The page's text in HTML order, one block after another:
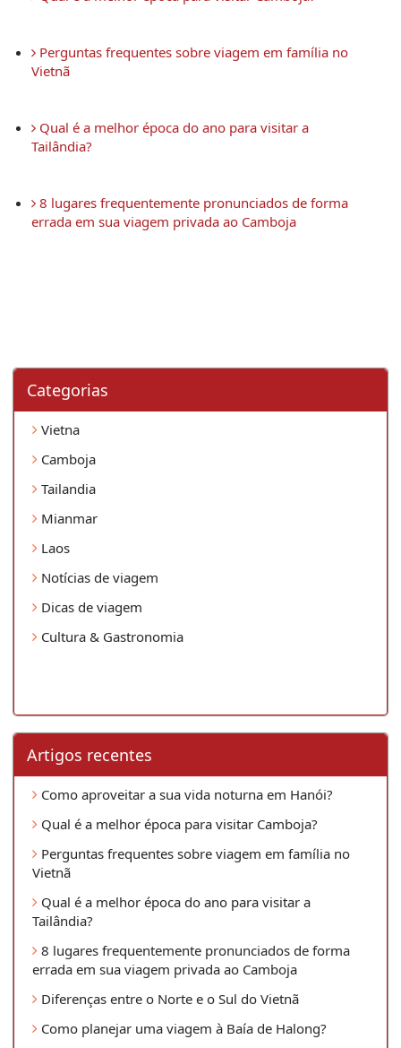
Perguntas frequentes sobre viagem em família no
Vietnã
Qual é a melhor época do ano para visitar a
Tailândia?
8 lugares frequentemente pronunciados de forma
errada em sua viagem privada ao Camboja
Categorias
Vietna
Camboja
Tailandia
Mianmar
Laos
Notícias de viagem
Dicas de viagem
Cultura & Gastronomia
Artigos recentes
Como aproveitar a sua vida noturna em Hanói?
Qual é a melhor época para visitar Camboja?
Perguntas frequentes sobre viagem em família no
Vietnã
Qual é a melhor época do ano para visitar a
Tailândia?
8 lugares frequentemente pronunciados de forma
errada em sua viagem privada ao Camboja
Diferenças entre o Norte e o Sul do Vietnã
Como planejar uma viagem à Baía de Halong?